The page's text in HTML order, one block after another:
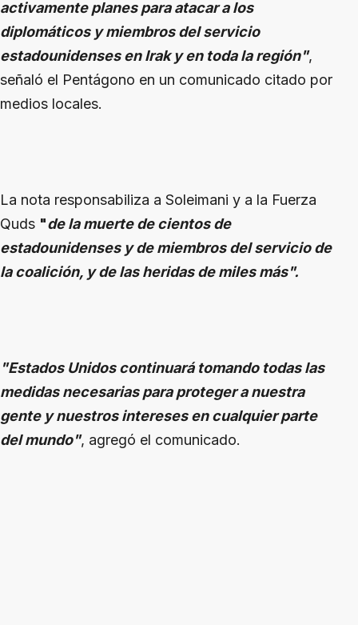
activamente planes para atacar a los
diplomáticos y miembros del servicio
estadounidenses en Irak y en toda la región",
señaló el Pentágono en un comunicado citado por
medios locales.
La nota responsabiliza a Soleimani y a la Fuerza
Quds "de la muerte de cientos de
estadounidenses y de miembros del servicio de
la coalición, y de las heridas de miles más".
"Estados Unidos continuará tomando todas las
medidas necesarias para proteger a nuestra
gente y nuestros intereses en cualquier parte
del mundo", agregó el comunicado.